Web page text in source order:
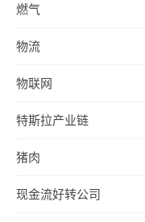
燃气
物流
物联网
特斯拉产业链
猪肉
现金流好转公司